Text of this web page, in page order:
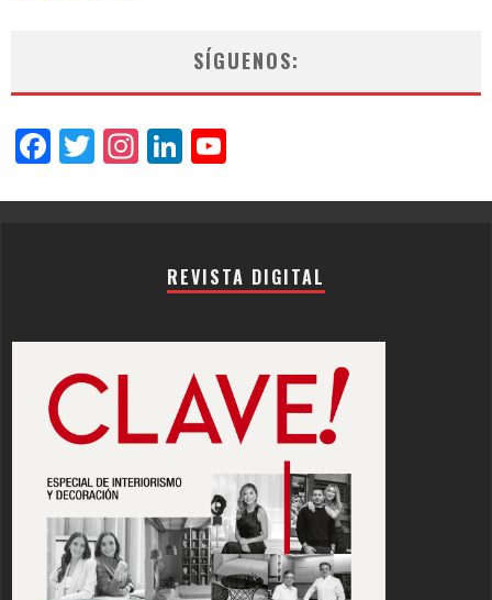
SÍGUENOS:
Facebook
Twitter
Instagram
LinkedIn
REVISTA DIGITAL